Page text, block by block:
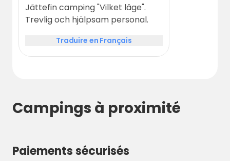
l'occasion de découvrir la beauté du
Bohuslän à partir d'une base tranquille et
confortable -réservez votre séjour au
Rörviks Camping dès aujourd'hui !
Jättefin camping "Vilket läge".
Trevlig och hjälpsam personal.
Traduire en Français
Campings à proximité
Paiements sécurisés